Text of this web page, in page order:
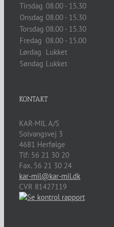
Tirsdag 08.00 - 15.30
Onsdag 08.00 - 15.30
Torsdag 08.00 - 15.30
Fredag 08.00 - 15.00
Lørdag Lukket
Søndag Lukket
KONTAKT
KAR-MIL A/S
Solvangsvej 3
4681 Herfølge
Tlf: 56 21 30 20
Fax. 56 21 30 24
kar-mil@kar-mil.dk
CVR 81427119